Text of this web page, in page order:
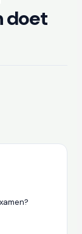
doet